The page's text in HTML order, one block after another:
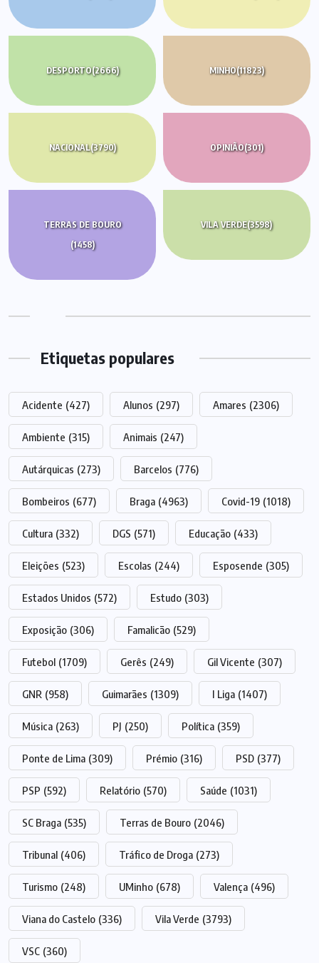
DESPORTO(2666) MINHO(11823)
NACIONAL(3790) OPINIÃO(301)
TERRAS DE BOURO
(1458)
VILA VERDE(3598)
Etiquetas populares
Acidente (427) Alunos (297) Amares (2306)
Ambiente (315) Animais (247)
Autárquicas (273) Barcelos (776)
Bombeiros (677) Braga (4963) Covid-19 (1018)
Cultura (332) DGS (571) Educação (433)
Eleições (523) Escolas (244) Esposende (305)
Estados Unidos (572) Estudo (303)
Exposição (306) Famalicão (529)
Futebol (1709) Gerês (249) Gil Vicente (307)
GNR (958) Guimarães (1309) I Liga (1407)
Música (263) PJ (250) Política (359)
Ponte de Lima (309) Prémio (316) PSD (377)
PSP (592) Relatório (570) Saúde (1031)
SC Braga (535) Terras de Bouro (2046)
Tribunal (406) Tráfico de Droga (273)
Turismo (248) UMinho (678) Valença (496)
Viana do Castelo (336) Vila Verde (3793)
VSC (360)